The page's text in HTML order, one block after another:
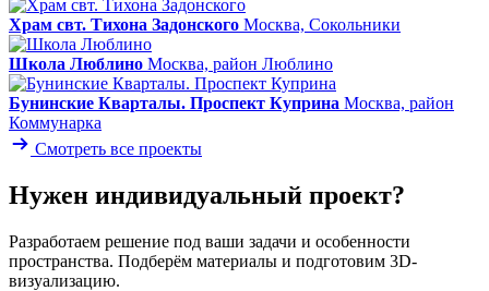
Храм свт. Тихона Задонского Москва, Сокольники
Школа Люблино Москва, район Люблино
Бунинские Кварталы. Проспект Куприна Москва, район
Коммунарка
Смотреть все проекты
Нужен индивидуальный проект?
Разработаем решение под ваши задачи и особенности
пространства. Подберём материалы и подготовим 3D-
визуализацию.